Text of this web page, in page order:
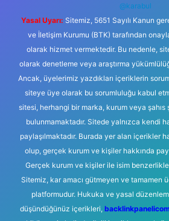
@karabul
Yasal Uyarı: Sitemiz, 5651 Sayılı Kanun
ve İletişim Kurumu (BTK) tarafından
olarak hizmet vermektedir. Bu nedenle,
olarak denetleme veya araştırma
Ancak, üyelerimiz yazdıkları içeriklerin
siteye üye olarak bu sorumluluğu kabul
sitesi, herhangi bir marka, kurum veya şahıs
bulunmamaktadır. Sitede yalnızca kendi
paylaşılmaktadır. Burada yer alan içerikler
olup, gerçek kurum ve kişiler hakkında
Gerçek kurum ve kişiler ile isim
Sitemiz, kar amacı gütmeyen ve tamamen
platformudur. Hukuka ve yasal
düşündüğünüz içerikleri,